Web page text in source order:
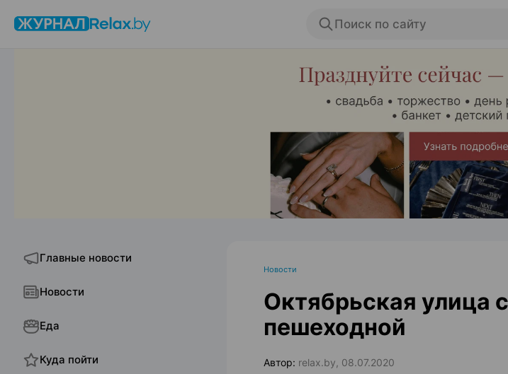
Поиск по сайту
ЭФФЕКТИВНАЯ РЕКЛАМА
Главные новости
Новости
Еда
Куда пойти
Новости
Октябрьская улица
пешеходной
Автор: relax.by, 08.07.2020